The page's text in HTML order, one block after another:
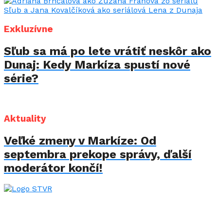
Exkluzívne
Sľub sa má po lete vrátiť neskôr ako
Dunaj: Kedy Markíza spustí nové
série?
Aktuality
Veľké zmeny v Markíze: Od
septembra prekope správy, ďalší
moderátor končí!